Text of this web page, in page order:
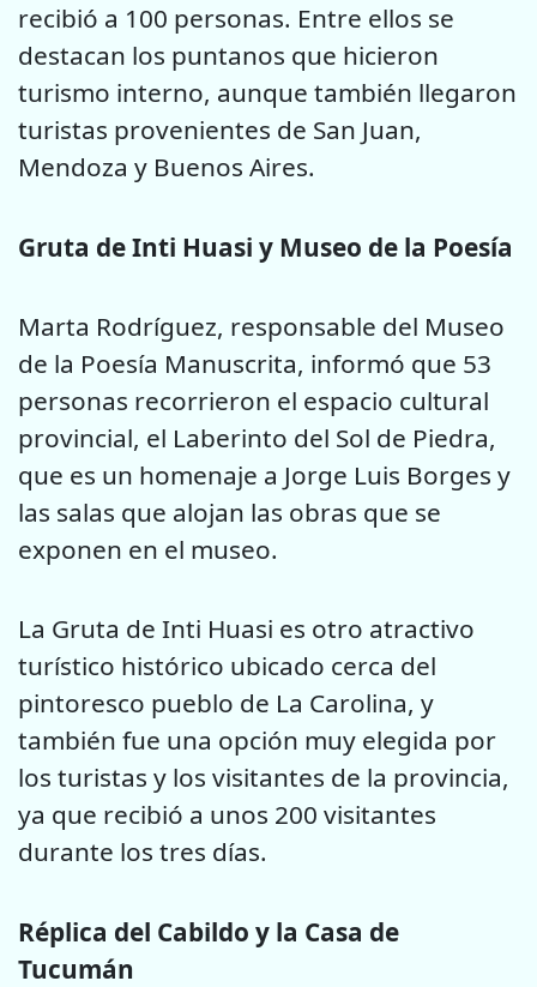
recibió a 100 personas. Entre ellos se
destacan los puntanos que hicieron
turismo interno, aunque también llegaron
turistas provenientes de San Juan,
Mendoza y Buenos Aires.
Gruta de Inti Huasi y Museo de la Poesía
Marta Rodríguez, responsable del Museo
de la Poesía Manuscrita, informó que 53
personas recorrieron el espacio cultural
provincial, el Laberinto del Sol de Piedra,
que es un homenaje a Jorge Luis Borges y
las salas que alojan las obras que se
exponen en el museo.
La Gruta de Inti Huasi es otro atractivo
turístico histórico ubicado cerca del
pintoresco pueblo de La Carolina, y
también fue una opción muy elegida por
los turistas y los visitantes de la provincia,
ya que recibió a unos 200 visitantes
durante los tres días.
Réplica del Cabildo y la Casa de
Tucumán